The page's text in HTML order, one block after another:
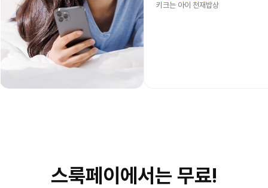
키크는 아이 천재밥상
스룩페이에서는 무료!